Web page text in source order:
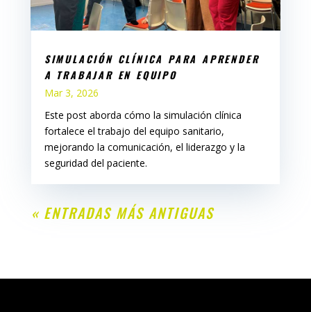
SIMULACIÓN CLÍNICA PARA APRENDER
A TRABAJAR EN EQUIPO
Mar 3, 2026
Este post aborda cómo la simulación clínica
fortalece el trabajo del equipo sanitario,
mejorando la comunicación, el liderazgo y la
seguridad del paciente.
« ENTRADAS MÁS ANTIGUAS